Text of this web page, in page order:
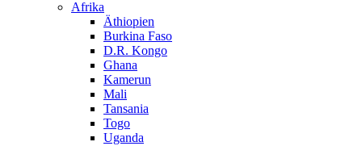
Afrika
Äthiopien
Burkina Faso
D.R. Kongo
Ghana
Kamerun
Mali
Tansania
Togo
Uganda